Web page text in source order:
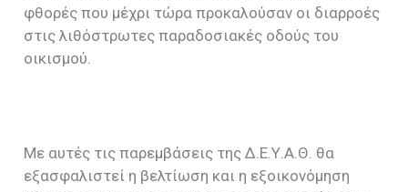
φθορές που μέχρι τώρα προκαλούσαν οι διαρροές
στις λιθόστρωτες παραδοσιακές οδούς του
οικισμού.
Με αυτές τις παρεμβάσεις της Δ.Ε.Υ.Α.Θ. θα
εξασφαλιστεί η βελτίωση και η εξοικονόμηση